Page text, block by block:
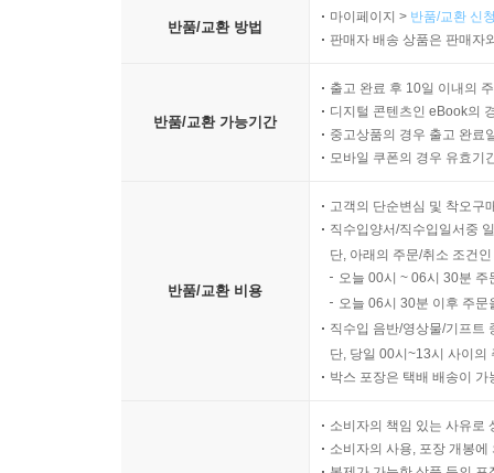
반품/교환 방법
마이페이지 > 반품/교환 신
판매자 배송 상품은 판매자
반품/교환 가능기간
출고 완료 후 10일 이내의
디지털 콘텐츠인 eBook의
중고상품의 경우 출고 완료
모바일 쿠폰의 경우 유효기
반품/교환 비용
고객의 단순변심 및 착오구
직수입양서/직수입일서중
단, 아래의 주문/취소 조건
오늘 00시 ~ 06시 30분
오늘 06시 30분 이후 주
직수입 음반/영상물/기프트
단, 당일 00시~13시 사이의
박스 포장은 택배 배송이
소비자의 책임 있는 사유로
소비자의 사용, 포장 개봉